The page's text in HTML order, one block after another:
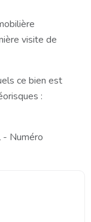
visite de
ce bien est
:
- Numéro